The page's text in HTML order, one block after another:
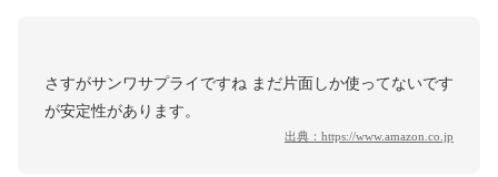
さすがサンワサプライですね まだ片面しか使ってないです
が安定性があります。
出典： https://www.amazon.co.jp